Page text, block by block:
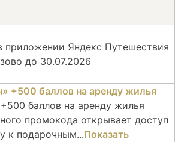
приложении Яндекс Путешествия
до 30.07.2026
баллов на аренду жилья
промокода открывает доступ
к подарочным...Показать